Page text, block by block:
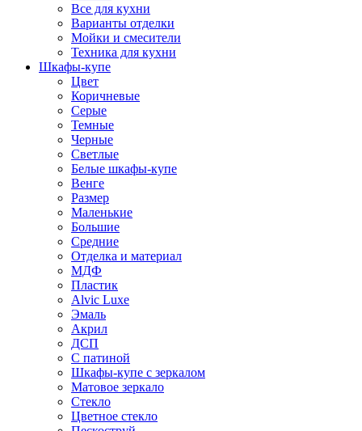
Все для кухни
Варианты отделки
Мойки и смесители
Техника для кухни
Шкафы-купе
Цвет
Коричневые
Серые
Темные
Черные
Светлые
Белые шкафы-купе
Венге
Размер
Маленькие
Большие
Средние
Отделка и материал
МДФ
Пластик
Alvic Luxe
Эмаль
Акрил
ДСП
С патиной
Шкафы-купе с зеркалом
Матовое зеркало
Стекло
Цветное стекло